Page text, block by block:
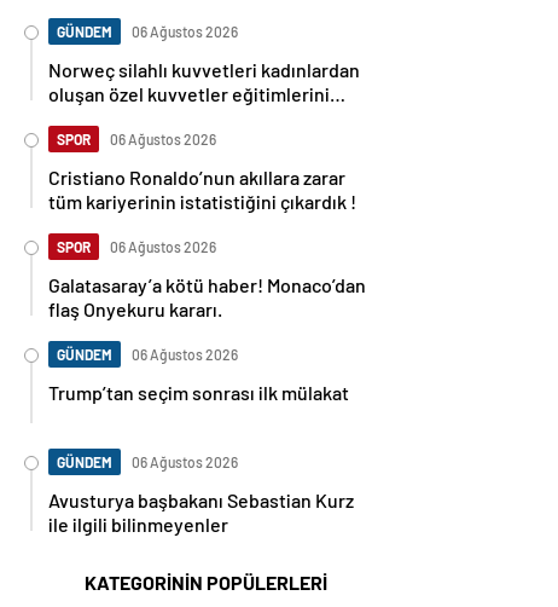
GÜNDEM 06 Ağustos 2026
Norweç silahlı kuvvetleri kadınlardan
oluşan özel kuvvetler eğitimlerini
SPOR 06 Ağustos 2026
Cristiano Ronaldo’nun akıllara zarar
tüm kariyerinin istatistiğini çıkardık !
SPOR 06 Ağustos 2026
Galatasaray’a kötü haber! Monaco’dan
flaş Onyekuru kararı.
GÜNDEM 06 Ağustos 2026
Trump’tan seçim sonrası ilk mülakat
GÜNDEM 06 Ağustos 2026
Avusturya başbakanı Sebastian Kurz
ile ilgili bilinmeyenler
KATEGORİNİN POPÜLERLERİ